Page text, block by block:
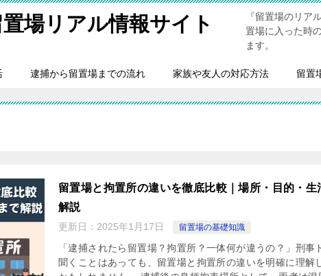
場リアル情報サイト
『留置場のリア
置場に入った時
ます。
逮捕から留置場までの流れ 家族や友人の対応方法 留置
留置場と拘置所の違いを徹底比較｜場所・目的・
解説
更新日： 2025年1月17日 留置場の基礎知識
「逮捕されたら留置場？拘置所？一体何が違うの？」刑事
聞くことはあっても、留置場と拘置所の違いを明確に理解